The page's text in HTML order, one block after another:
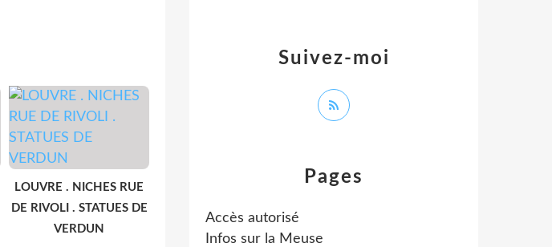
LOUVRE . NICHES RUE
DE RIVOLI . STATUES DE
VERDUN
Pages
Accès autorisé
Infos sur la Meuse
Suivez-moi